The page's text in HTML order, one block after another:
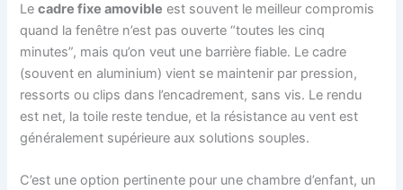
Lecadre fixe amovible est souvent le meilleur compromis
quand la fenêtre n’est pas ouverte “toutes les cinq
minutes”, mais qu’on veut une barrière fiable. Le cadre
(souvent en aluminium) vient se maintenir par pression,
ressorts ou clips dans l’encadrement, sans vis. Le rendu
est net, la toile reste tendue, et la résistance au vent est
généralement supérieure aux solutions souples.
C’est une option pertinente pour une chambre d’enfant, un